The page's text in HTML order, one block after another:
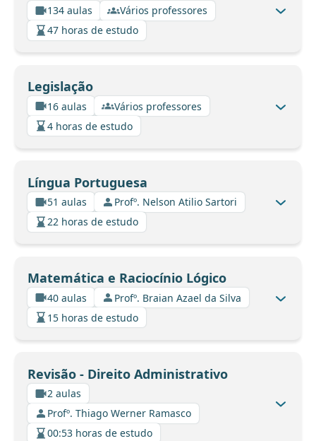
134 aulas
Vários professores
47 horas de estudo
Legislação
16 aulas
Vários professores
4 horas de estudo
Língua Portuguesa
51 aulas
Profº. Nelson Atilio Sartori
22 horas de estudo
Matemática e Raciocínio Lógico
40 aulas
Profº. Braian Azael da Silva
15 horas de estudo
Revisão - Direito Administrativo
2 aulas
Profº. Thiago Werner Ramasco
00:53 horas de estudo